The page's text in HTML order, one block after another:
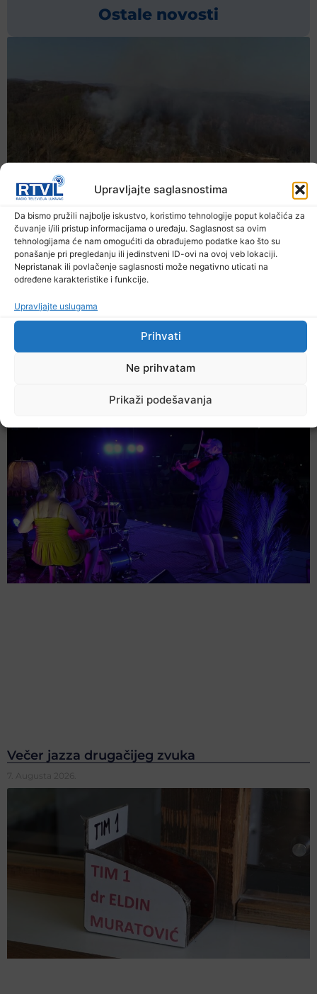
Upravljajte saglasnostima
Da bismo pružili najbolje iskustvo, koristimo tehnologije poput kolačića za
čuvanje i/ili pristup informacijama o uređaju. Saglasnost sa ovim
tehnologijama će nam omogućiti da obrađujemo podatke kao što su
ponašanje pri pregledanju ili jedinstveni ID-ovi na ovoj veb lokaciji.
Nepristanak ili povlačenje saglasnosti može negativno uticati na
određene karakteristike i funkcije.
Upravljajte uslugama
Prihvati
Ne prihvatam
Prikaži podešavanja
Ostale novosti
Večer jazza drugačijeg zvuka
7. Augusta 2026.